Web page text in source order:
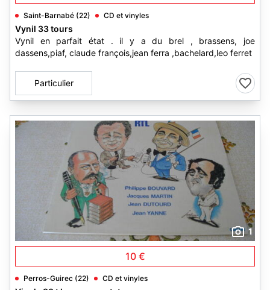
Saint-Barnabé (22) CD et vinyles
Vynil 33 tours
Vynil en parfait état . il y a du brel , brassens, joe
dassens,piaf, claude françois,jean ferra ,bachelard,leo ferret
Particulier
1
10 €
Perros-Guirec (22) CD et vinyles